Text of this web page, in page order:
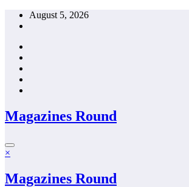
Skip
August 5, 2026
Magazines Round
×
Magazines Round